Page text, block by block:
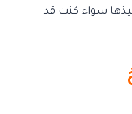
سواء كنت قد